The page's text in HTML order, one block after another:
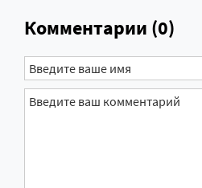
Комментарии (0)